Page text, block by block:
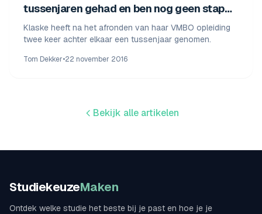
tussenjaren gehad en ben nog geen stap
verder"
Klaske heeft na het afronden van haar VMBO opleiding
twee keer achter elkaar een tussenjaar genomen.
Tom Dekker•22 november 2016
Bekijk alle artikelen
StudiekeuzeMaken
Ontdek welke studie het beste bij je past en hoe je je